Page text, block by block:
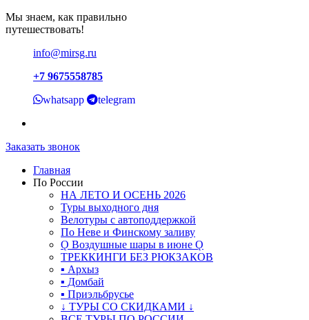
Мы знаем, как правильно
путешествовать!
info@mirsg.ru
+7 9675558785
whatsapp telegram
Заказать звонок
Главная
По России
НА ЛЕТО И ОСЕНЬ 2026
Туры выходного дня
Велотуры с автоподдержкой
По Неве и Финскому заливу
Ǫ Воздушные шары в июне Ǫ
ТРЕККИНГИ БЕЗ РЮКЗАКОВ
▪ Архыз
▪ Домбай
▪ Приэльбрусье
↓ ТУРЫ СО СКИДКАМИ ↓